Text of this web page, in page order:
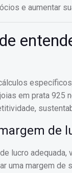
e aumentar
em prata 925
de
lucro
uma margem